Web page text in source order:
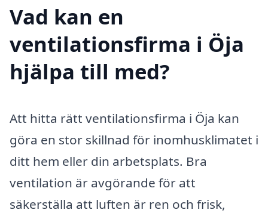
Vad kan en
ventilationsfirma i Öja
hjälpa till med?
Att hitta rätt ventilationsfirma i Öja kan
göra en stor skillnad för inomhusklimatet i
ditt hem eller din arbetsplats. Bra
ventilation är avgörande för att
säkerställa att luften är ren och frisk,